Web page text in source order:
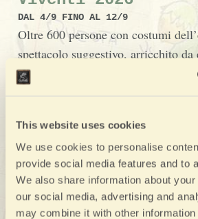
This website uses cookies
We use cookies to personalise
provide social media features and to
We also share information about
our social media, advertising and
may combine it with other information
DAL 4/9 FINO AL 12/9
Oltre 600 persone con costumi
spettacolo suggestivo, arricchito
fuochi d’artificio, cavalieri e